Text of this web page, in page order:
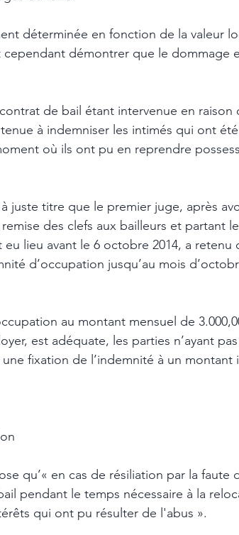
déterminée en fonction de la valeur
cependant démontrer que le dommage
de bail étant intervenue en
à indemniser les intimés qui ont
où ils ont pu en reprendre
juste titre que le premier juge, après
remise des clefs aux bailleurs et partant
lieu avant le 6 octobre 2014, a retenu
d’occupation jusqu’au mois
est adéquate, les parties n’ayant
fixation de l’indemnité à un montant
qu’« en cas de résiliation par la faute
pendant le temps nécessaire à la
qui ont pu résulter de l'abus ».